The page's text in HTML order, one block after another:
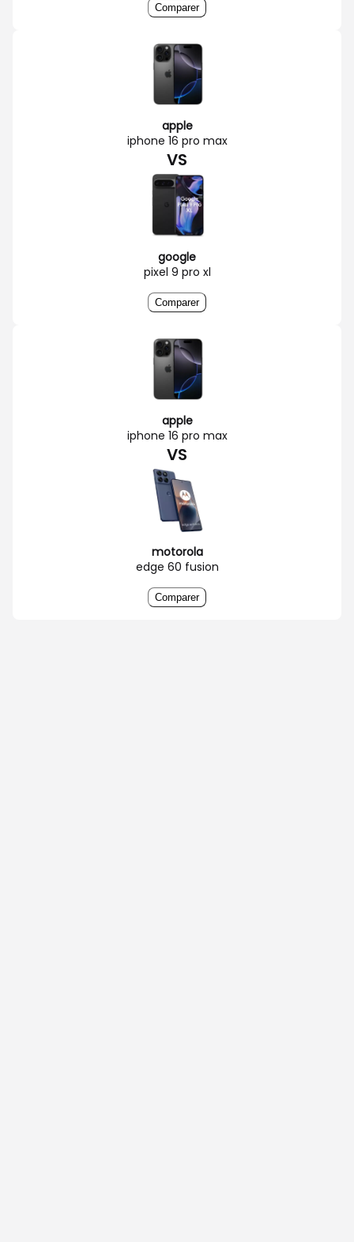
Comparer
apple
iphone 16 pro max
VS
google
pixel 9 pro xl
Comparer
apple
iphone 16 pro max
VS
motorola
edge 60 fusion
Comparer